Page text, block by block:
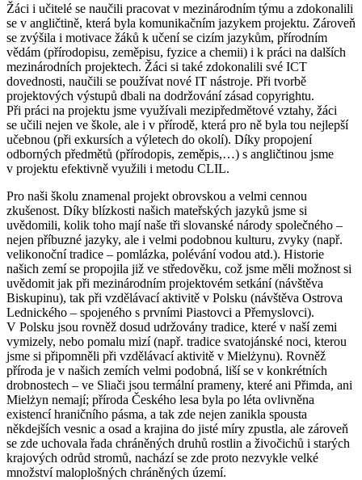
Žáci i učitelé se naučili pracovat v mezinárodním týmu a zdokonalili
se v angličtině, která byla komunikačním jazykem projektu. Zároveň
se zvýšila i motivace žáků k učení se cizím jazykům, přírodním
vědám (přírodopisu, zeměpisu, fyzice a chemii) i k práci na dalších
mezinárodních projektech. Žáci si také zdokonalili své ICT
dovednosti, naučili se používat nové IT nástroje. Při tvorbě
projektových výstupů dbali na dodržování zásad copyrightu.
Při práci na projektu jsme využívali mezipředmětové vztahy, žáci
se učili nejen ve škole, ale i v přírodě, která pro ně byla tou nejlepší
učebnou (při exkursích a výletech do okolí). Díky propojení
odborných předmětů (přírodopis, zeměpis,…) s angličtinou jsme
v projektu efektivně využili i metodu CLIL.
Pro naši školu znamenal projekt obrovskou a velmi cennou
zkušenost. Díky blízkosti našich mateřských jazyků jsme si
uvědomili, kolik toho mají naše tři slovanské národy společného –
nejen příbuzné jazyky, ale i velmi podobnou kulturu, zvyky (např.
velikonoční tradice – pomlázka, polévání vodou atd.). Historie
našich zemí se propojila již ve středověku, což jsme měli možnost si
uvědomit jak při mezinárodním projektovém setkání (návštěva
Biskupinu), tak při vzdělávací aktivitě v Polsku (návštěva Ostrova
Lednického – spojeného s prvními Piastovci a Přemyslovci).
V Polsku jsou rovněž dosud udržovány tradice, které v naší zemi
vymizely, nebo pomalu mizí (např. tradice svatojánské noci, kterou
jsme si připomněli při vzdělávací aktivitě v Mielżynu). Rovněž
příroda je v našich zemích velmi podobná, liší se v konkrétních
drobnostech – ve Sliači jsou termální prameny, které ani Přimda, ani
Mielżyn nemají; příroda Českého lesa byla po léta ovlivněna
existencí hraničního pásma, a tak zde nejen zanikla spousta
někdejších vesnic a osad a krajina do jisté míry zpustla, ale zároveň
se zde uchovala řada chráněných druhů rostlin a živočichů i starých
krajových odrůd stromů, nachází se zde proto nezvykle velké
množství maloplošných chráněných území.